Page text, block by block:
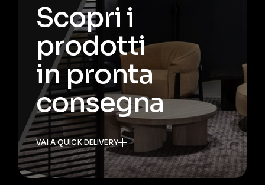
Scopri i
prodotti
in pronta
consegna
VAI A QUICK DELIVERY